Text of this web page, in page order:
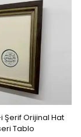
Şerif Orijinal Hat
Tablo